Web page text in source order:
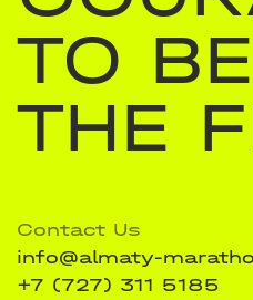
TO BE
THE
Contact Us
info@almaty-
+7 (727) 311 5185